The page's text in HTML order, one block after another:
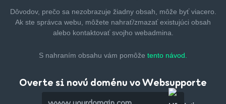
Dôvodov, prečo sa nezobrazuje žiadny obsah, môže byťviacero.
Ak ste správca webu, môžete nahrať/zmazaťexistujúci obsah
alebo kontaktovať svojho webadmina.
S nahraním obsahu vám pomôže tento návod.
Overte si novú doménu vo Websupporte